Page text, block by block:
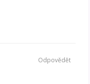
Odpovědět